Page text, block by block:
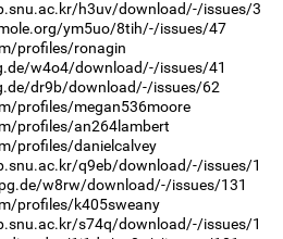
h3uv/download/-/issues/3
ym5uo/8tih/-/issues/47
profiles/ronagin
w4o4/download/-/issues/41
dr9b/download/-/issues/62
profiles/megan536moore
profiles/an264lambert
profiles/danielcalvey
q9eb/download/-/issues/1
w8rw/download/-/issues/131
profiles/k405sweany
s74q/download/-/issues/1